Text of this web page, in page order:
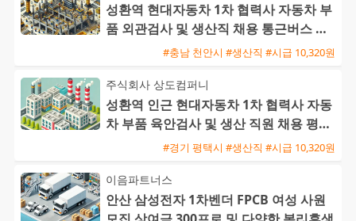
성환역 현대자동차 1차 협력사 자동차 부
품 외관검사 및 생산직 채용 통근버스 운
#충남 천안시 #생산직 #시급 10,320원
주식회사 상도컴퍼니
성환역 인근 현대자동차 1차 협력사 자동
차 부품 육안검사 및 생산 직원 채용 평택
통근버스 운행#경기 평택시 #생산직 #시급 10,320원
이음파트너스
안산 삼성전자 1차벤더 FPCB 여성 사원